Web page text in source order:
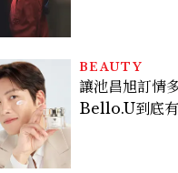
看點懶人包
BEAUTY
讓池昌旭訂情
Bello.U到底有